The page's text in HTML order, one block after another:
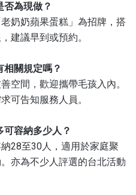
否為現做？
奶奶蘋果蛋糕」為招牌，搭
建議早到或預約。
相關規定嗎？
空間，歡迎攜帶毛孩入內。
可告知服務人員。
容納多少人？
28至30人，適用於家庭聚
亦為不少人評選的台北活動